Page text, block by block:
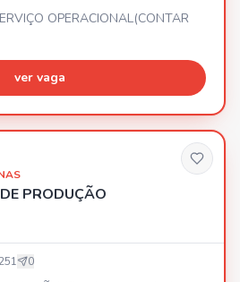
OPERACIONAL(CONTAR
ver vaga
PRODUÇÃO
251 0